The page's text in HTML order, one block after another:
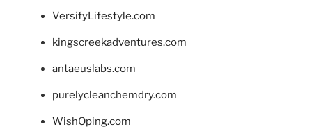
VersifyLifestyle.com
kingscreekadventures.com
antaeuslabs.com
purelycleanchemdry.com
WishOping.com